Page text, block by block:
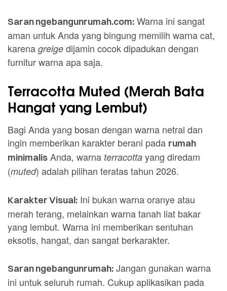
Saran ngebangunrumah.com: Warna ini sangat
aman untuk Anda yang bingung memilih warna cat,
karena greige dijamin cocok dipadukan dengan
furnitur warna apa saja.
Terracotta Muted (Merah Bata
Hangat yang Lembut)
Bagi Anda yang bosan dengan warna netral dan
ingin memberikan karakter berani pada rumah
minimalis Anda, warna terracotta yang diredam
(muted) adalah pilihan teratas tahun 2026.
Karakter Visual: Ini bukan warna oranye atau
merah terang, melainkan warna tanah liat bakar
yang lembut. Warna ini memberikan sentuhan
eksotis, hangat, dan sangat berkarakter.
Saran ngebangunrumah: Jangan gunakan warna
ini untuk seluruh rumah. Cukup aplikasikan pada